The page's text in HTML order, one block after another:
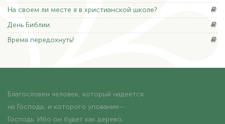
На своем ли месте я в христианской школе?
День Библии.
Время передохнуть!
Благословен человек, который надеется
на Господа, и которого упование--
Господь. Ибо он будет как дерево,